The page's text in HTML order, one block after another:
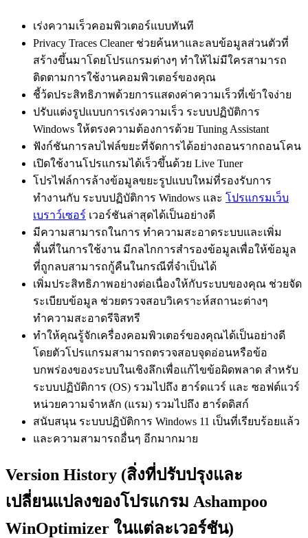
เร่งความเร็วคอมพิวเตอร์แบบทันที
Privacy Traces Cleaner ช่วยค้นหาและลบข้อมูลส่วนตัวที่
สร้างขึ้นมาโดยโปรแกรมต่างๆ ทำให้ไม่มีใครสามารถ
ติดตามการใช้งานคอมพิวเตอร์ของคุณ
ชี้ว้ดประสิทธิภาพด้วยการแสดงค่าความเร็วที่เข้าใจง่าย
ปรับแต่งรูปแบบการเร่งความเร็ว ระบบปฏิบัติการ
Windows ให้ตรงความต้องการด้วย Tuning Assistant
ฟังก์ชันการลบไฟล์ขยะที่จัดการได้อย่างถอนรากถอนโคน
เปิดใช้งานโปรแกรมได้เร็วขึ้นด้วย Live Tuner
โปรไฟล์การล้างข้อมูลขยะรูปแบบใหม่ที่รองรับการ
ทำงานกับ ระบบปฏิบัติการ Windows และ โปรแกรมเว็บ
เบราว์เซอร์ เวอร์ชันล่าสุดได้เป็นอย่างดี
มีความสามารถในการ ทำความสะอาดระบบและเพิ่ม
พื้นที่ในการใช้งาน มีกลไกการสำรองข้อมูลเพื่อให้ข้อมูล
ที่ถูกลบสามารถกู้คืนในกรณีที่จำเป็นได้
เพิ่มประสิทธิภาพอย่างต่อเนื่องให้กับระบบของคุณ ช่วยจัด
ระเบียบข้อมูล ช่วยตรวจสอบวิเคราะห์สถานะต่างๆ
ทำความสะอาดรีจิสทรี
ทำให้คุณรู้จักเครื่องคอมพิวเตอร์ของคุณได้เป็นอย่างดี
โดยตัวโปรแกรมสามารถตรวจสอบจุดอ่อนหรือข้อ
บกพร่องของระบบในเชิงลึกเพื่อแก้ไขข้อผิดพลาด สำหรับ
ระบบปฏิบัติการ (OS) รวมไปถึง ฮาร์ดแวร์ และ ซอฟต์แวร์
หน่วยความจำหลัก (แรม) รวมไปถึง ฮาร์ดดิสก์
สนับสนุน ระบบปฏิบัติการ Windows 11 เป็นที่เรียบร้อยแล้ว
และความสามารถอื่นๆ อีกมากมาย
Version History (สิ่งที่ปรับปรุงและ
เปลี่ยนแปลงของโปรแกรม Ashampoo
WinOptimizer ในแต่ละเวอร์ชัน)